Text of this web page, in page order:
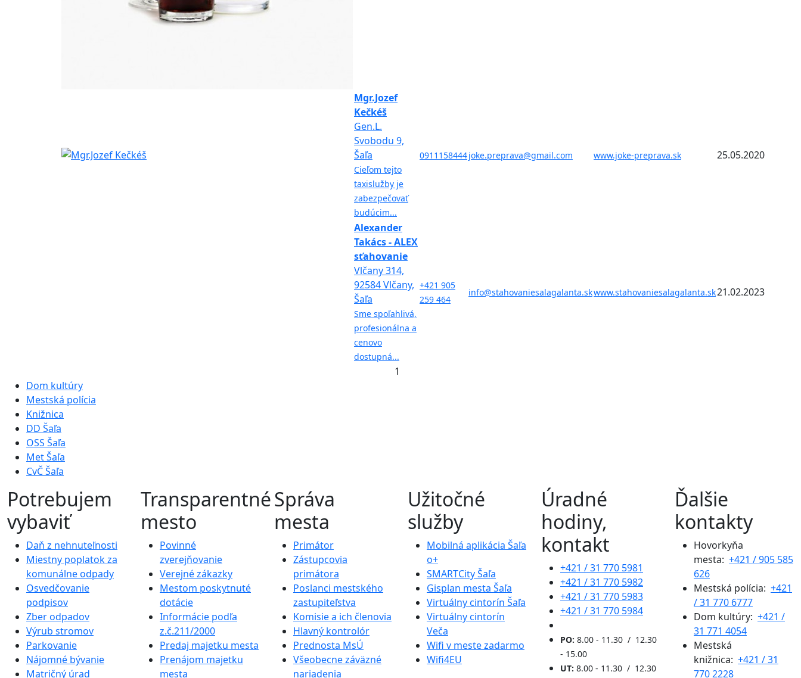
Mgr.Jozef
Kečkéš
Gen.L.
Svobodu 9,
Šaľa
Cieľom tejto
taxislužby je
zabezpečovať
budúcim...
0911158444joke.preprava@gmail.com www.joke-preprava.sk 25.05.2020
Alexander
Takács - ALEX
sťahovanie
Vlčany 314,
92584 Vlčany,
Šaľa
Sme spoľahlivá,
profesionálna a
cenovo
dostupná...
+421 905
259 464
info@stahovaniesalagalanta.skwww.stahovaniesalagalanta.sk21.02.2023
1
Dom kultúry
Mestská polícia
Knižnica
DD Šaľa
OSS Šaľa
Met Šaľa
CvČ Šaľa
Potrebujem
vybaviť
Daň z nehnuteľnosti
Miestny poplatok za
komunálne odpady
Osvedčovanie
podpisov
Zber odpadov
Výrub stromov
Parkovanie
Nájomné bývanie
Matričný úrad
Transparentné
mesto
Povinné
zverejňovanie
Verejné zákazky
Mestom poskytnuté
dotácie
Informácie podľa
z.č.211/2000
Predaj majetku mesta
Prenájom majetku
mesta
Správa
mesta
Primátor
Zástupcovia
primátora
Poslanci mestského
zastupiteľstva
Komisie a ich členovia
Hlavný kontrolór
Prednosta MsÚ
Všeobecne záväzné
nariadenia
Užitočné
služby
Mobilná aplikácia Šaľa
o+
SMARTCity Šaľa
Gisplan mesta Šaľa
Virtuálny cintorín Šaľa
Virtuálny cintorín
Veča
Wifi v meste zadarmo
Wifi4EU
Úradné
hodiny,
kontakt
+421 / 31 770 5981
+421 / 31 770 5982
+421 / 31 770 5983
+421 / 31 770 5984
PO: 8.00 - 11.30 / 12.30
- 15.00
UT: 8.00 - 11.30 / 12.30
Ďalšie
kontakty
Hovorkyňa
mesta: +421 / 905 585
626
Mestská polícia: +421
/ 31 770 6777
Dom kultúry: +421 /
31 771 4054
Mestská
knižnica: +421 / 31
770 2228